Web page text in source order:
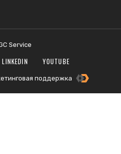
Service
LINKEDIN YOUTUBE
поддержка